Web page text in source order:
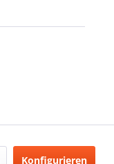
Konfigurieren